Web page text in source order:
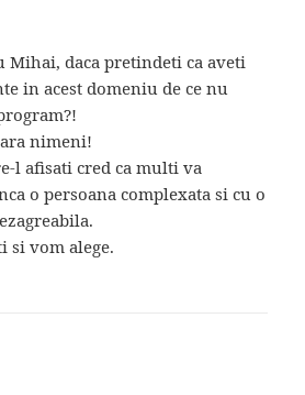
Mihai, daca pretindeti ca aveti
in acest domeniu de ce nu
nimeni!
l afisati cred ca multi va
o persoana complexata si cu o
si vom alege.